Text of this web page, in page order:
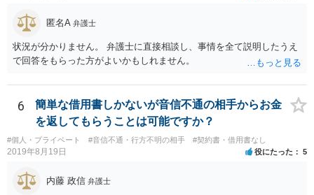
匿名A 弁護士
状況が分かりません。 弁護士に直接相談し、事情を全て説明したうえ
で回答をもらった方がよいかもしれません。
6
簡単な借用書しかないが音信不通の相手からお金
を返してもらうことは可能ですか？
#個人・プライベート #音信不通・行方不明の相手 #契約書・借用書なし
2019年8月19日 役にたった 5
内藤 政信 弁護士